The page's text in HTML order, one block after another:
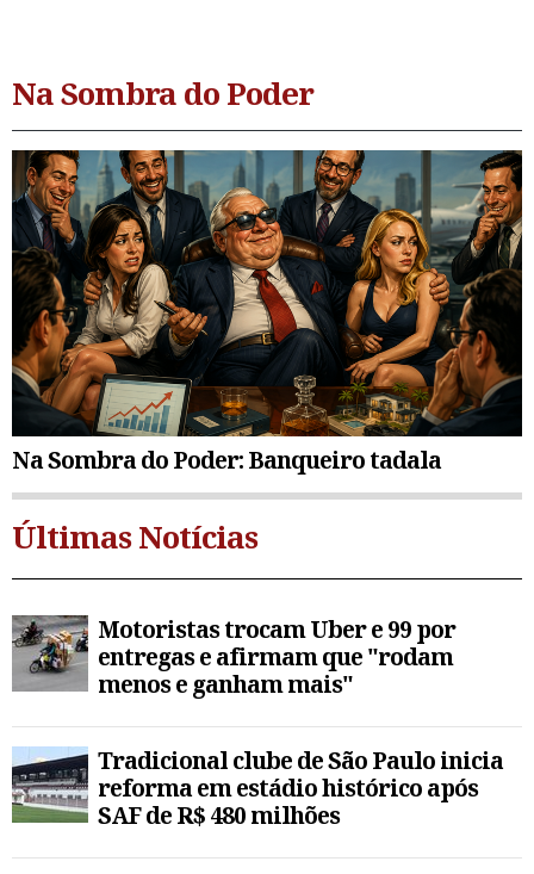
Na Sombra do Poder
Na Sombra do Poder: Banqueiro tadala
Últimas Notícias
Motoristas trocam Uber e 99 por
entregas e afirmam que "rodam
menos e ganham mais"
Tradicional clube de São Paulo inicia
reforma em estádio histórico após
SAF de R$ 480 milhões